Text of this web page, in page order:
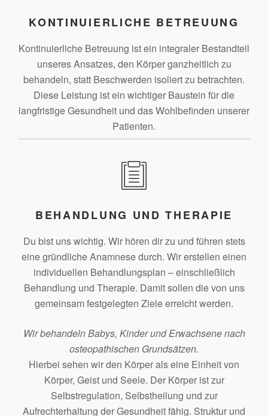
KONTINUIERLICHE BETREUUNG
Kontinuierliche Betreuung ist ein integraler Bestandteil
unseres Ansatzes, den Körper ganzheitlich zu
behandeln, statt Beschwerden isoliert zu betrachten.
Diese Leistung ist ein wichtiger Baustein für die
langfristige Gesundheit und das Wohlbefinden unserer
Patienten.
BEHANDLUNG UND THERAPIE
Du bist uns wichtig. Wir hören dir zu und führen stets
eine gründliche Anamnese durch. Wir erstellen einen
individuellen Behandlungsplan – einschließlich
Behandlung und Therapie. Damit sollen die von uns
gemeinsam festgelegten Ziele erreicht werden.
Wir behandeln Babys, Kinder und Erwachsene nach
osteopathischen Grundsätzen.
Hierbei sehen wir den Körper als eine Einheit von
Körper, Geist und Seele. Der Körper ist zur
Selbstregulation, Selbstheilung und zur
Aufrechterhaltung der Gesundheit fähig. Struktur und